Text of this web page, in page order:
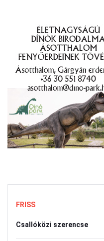
FRISS
Csallóközi szerencse